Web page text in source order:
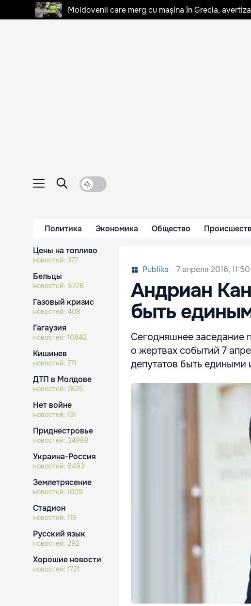
Moldovenii care merg cu mașina în Grecia,
Политика Экономика Общество
Цены на топливо
новостей: 377
Бельцы
новостей: 5726
Газовый кризис
новостей: 408
Гагаузия
новостей: 10842
Кишинев
новостей: 771
ДТП в Молдове
новостей: 7825
Нет войне
новостей: 131
Приднестровье
новостей: 34989
Украина-Россия
новостей: 8493
Землетрясение
новостей: 1009
Стадион
новостей: 119
Русский язык
новостей: 292
Хорошие новости
новостей: 1721
Publika 7 апреля 2016, 11:50
Андриан
быть
Сегодняшнее заседание
о жертвах событий 7
депутатов быть едиными